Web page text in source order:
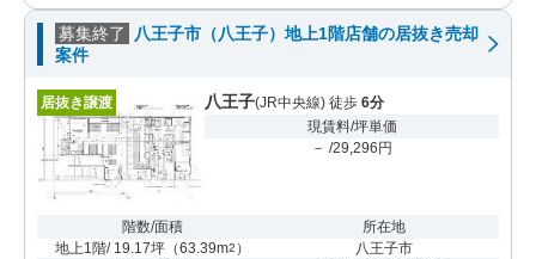
募集終了
八王子市（八王子）地上1階店舗の居抜き売却
案件
居抜き譲渡 八王子(JR中央線) 徒歩 6分
現賃料/坪単価
－ /29,296円
階数/面積
地上1階/ 19.17坪 （63.39m2 ）
所在地
八王子市